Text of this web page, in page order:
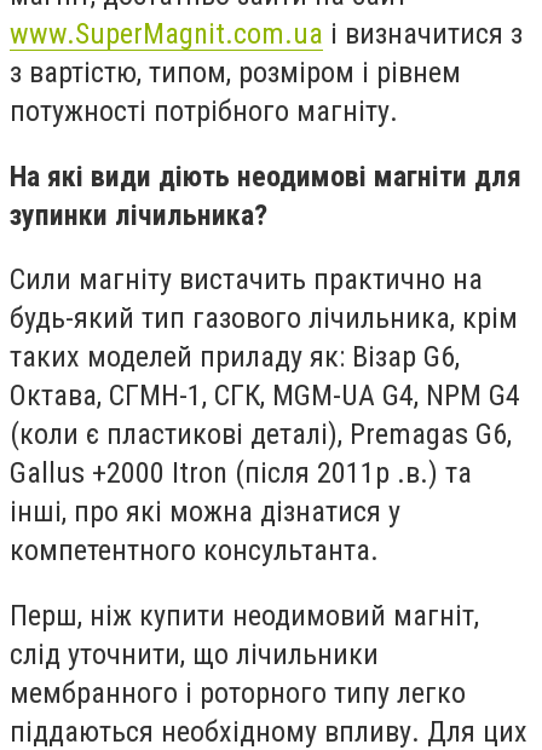
www.SuperMagnit.com.ua і визначитися з
з вартістю, типом, розміром і рівнем
потужності потрібного магніту.
На які види діють неодимові магніти для
зупинки лічильника?
Сили магніту вистачить практично на
будь-який тип газового лічильника, крім
таких моделей приладу як: Візар G6,
Октава, СГМН-1, СГК, MGM-UA G4, NPM G4
(коли є пластикові деталі), Premagas G6,
Gallus +2000 Itron (після 2011р .в.) та
інші, про які можна дізнатися у
компетентного консультанта.
Перш, ніж купити неодимовий магніт,
слід уточнити, що лічильники
мембранного і роторного типу легко
піддаються необхідному впливу. Для цих